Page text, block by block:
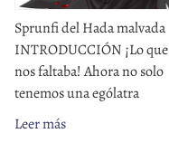
Sprunfi del Hada malvada
INTRODUCCIÓN ¡Lo que
nos faltaba! Ahora no solo
tenemos una ególatra
Leer más